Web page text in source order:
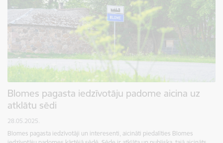
Blomes pagasta iedzīvotāju padome aicina uz
atklātu sēdi
28.05.2025.
Blomes pagasta iedzīvotāji un interesenti, aicināti piedalīties Blomes